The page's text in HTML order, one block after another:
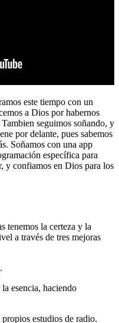
este tiempo con un
a Dios por habernos
seguimos soñando, y
por delante, pues sabemos
Soñamos con una app
específica para
y confiamos en Dios para los
tenemos la certeza y la
a través de tres mejoras
esencia, haciendo
estudios de radio.